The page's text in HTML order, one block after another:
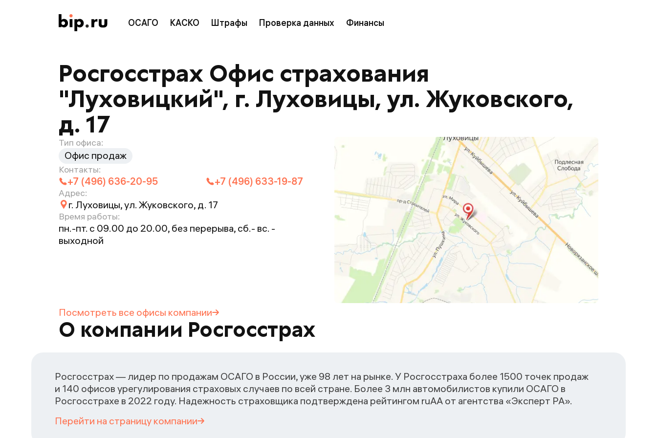
ОСАГО КАСКО Штрафы Проверка данных Финансы
Росгосстрах Офис страхования
"Луховицкий", г. Луховицы, ул. Жуковского,
д. 17
Тип офиса:
Офис продаж
Контакты:
+7 (496) 636-20-95 +7 (496) 633-19-87
Адрес:
г. Луховицы, ул. Жуковского, д. 17
Время работы:
пн.-пт. с 09.00 до 20.00, без перерыва, сб.- вс. -
выходной
Посмотреть все офисы компании
О компании Росгосстрах
Росгосстрах — лидер по продажам ОСАГО в России, уже 98 лет на рынке. У Росгосстраха более 1500 точек продаж
и 140 офисов урегулирования страховых случаев по всей стране. Более 3 млн автомобилистов купили ОСАГО в
Росгосстрахе в 2022 году. Надежность страховщика подтверждена рейтингом ruАА от агентства «Эксперт РА».
Перейти на страницу компании